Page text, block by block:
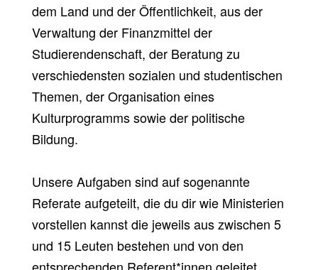
dem Land und der Öffentlichkeit, aus der
Verwaltung der Finanzmittel der
Studierendenschaft, der Beratung zu
verschiedensten sozialen und studentischen
Themen, der Organisation eines
Kulturprogramms sowie der politische
Bildung.
Unsere Aufgaben sind auf sogenannte
Referate aufgeteilt, die du dir wie Ministerien
vorstellen kannst die jeweils aus zwischen 5
und 15 Leuten bestehen und von den